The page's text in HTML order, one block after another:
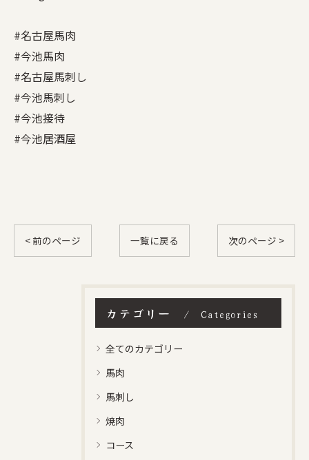
#名古屋馬肉
#今池馬肉
#名古屋馬刺し
#今池馬刺し
#今池接待
#今池居酒屋
< 前のページ 一覧に戻る 次のページ >
カテゴリー Categories
全てのカテゴリー
馬肉
馬刺し
焼肉
コース